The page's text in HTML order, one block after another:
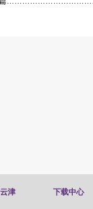
津 下载中心